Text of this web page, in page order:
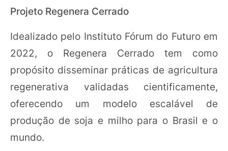
Projeto Regenera Cerrado
Idealizado pelo Instituto Fórum do Futuro em
2022, o Regenera Cerrado tem como
propósito disseminar práticas de agricultura
regenerativa validadas cientificamente,
oferecendo um modelo escalável de
produção de soja e milho para o Brasil e o
mundo.